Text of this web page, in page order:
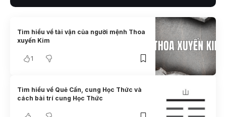
Tìm hiểu về tài vận của người mệnh Thoa
xuyến Kim
1
Tìm hiểu về Quẻ Cấn, cung Học Thức và
cách bài trí cung Học Thức